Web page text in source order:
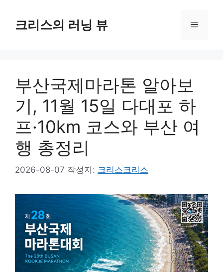
크리스의 러닝 뷰 메
부산국제마라톤 알아보
기, 11월 15일 다대포 하
프·10km 코스와 부산 여
행 총정리
2026-08-07 작성자: 크리스크리스